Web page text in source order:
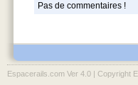
Pas de commentaires !
Espacerails.com Ver 4.0 | Copyright